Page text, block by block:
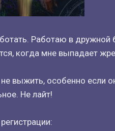
Работаю в
когда мне выпадает
выжить, особенно если
Не лайт!